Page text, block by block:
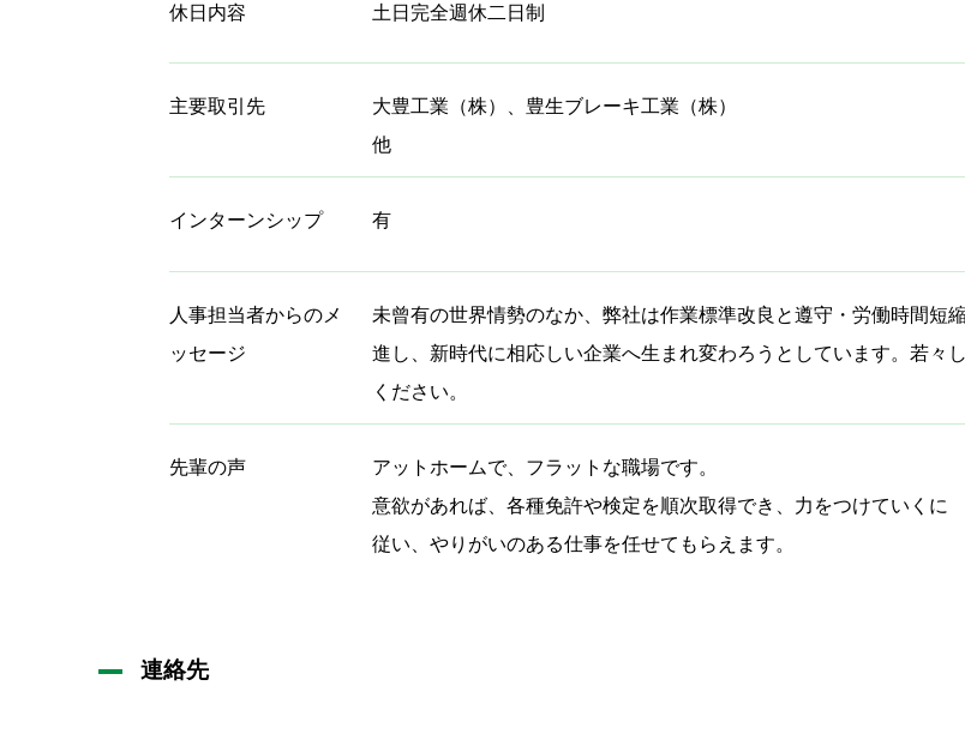
休日内容 土日完全週休二日制
主要取引先
大豊工業（株）、豊生ブレーキ工業（株）
他
インターンシップ 有
人事担当者からのメ
ッセージ
未曾有の世界情勢のなか、弊社は作業標準改良と遵守・労働時間短
進し、新時代に相応しい企業へ生まれ変わろうとしています。若々
ください。
先輩の声
アットホームで、フラットな職場です。
意欲があれば、各種免許や検定を順次取得でき、力をつけていくに
従い、やりがいのある仕事を任せてもらえます。
連絡先